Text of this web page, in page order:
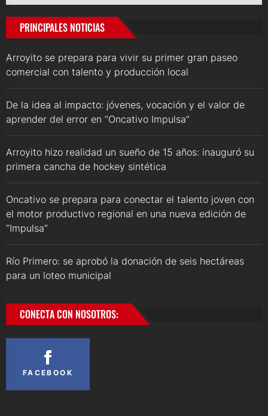
PRINCIPALES NOTICIAS
Arroyito se prepara para vivir su primer gran paseo
comercial con talento y producción local
De la idea al impacto: jóvenes, vocación y el valor de
aprender del error en “Oncativo Impulsa”
Arroyito hizo realidad un sueño de 15 años: inauguró su
primera cancha de hockey sintética
Oncativo se prepara para conectar el talento joven con
el motor productivo regional en una nueva edición de
“Impulsa”
Río Primero: se aprobó la donación de seis hectáreas
para un loteo municipal
CONECTA CON NOSOTROS:
FACEBOOK